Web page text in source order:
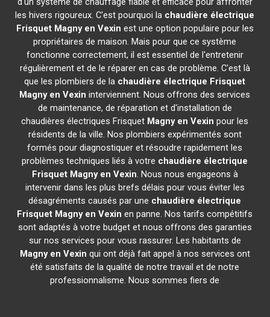
les hivers rigoureux. C'est pourquoi la chaudière électrique
Frisquet Magny en Vexin est une option populaire pour les
propriétaires de maison. Mais pour que ce système
fonctionne correctement, il est essentiel de l'entretenir
régulièrement et de le réparer en cas de problème. C'est là
que les plombiers de la chaudière électrique Frisquet
Magny en Vexin interviennent. Nous offrons des services
de maintenance, de réparation et d'installation de
chaudières électriques Frisquet Magny en Vexin pour les
résidents de la ville. Nos plombiers expérimentés sont
formés pour diagnostiquer et résoudre rapidement les
problèmes techniques liés à votre chaudière électrique
Frisquet Magny en Vexin. Nous nous engageons à
intervenir dans les plus brefs délais pour vous éviter les
désagréments causés par une chaudière électrique
Frisquet Magny en Vexin en panne. Nos tarifs compétitifs
sont adaptés à votre budget et nous offrons des garanties
sur nos services pour vous rassurer. Les habitants de
Magny en Vexin qui ont déjà fait appel à nos services ont
été satisfaits de la qualité de notre travail et de notre
professionnalisme. Nous sommes fiers de